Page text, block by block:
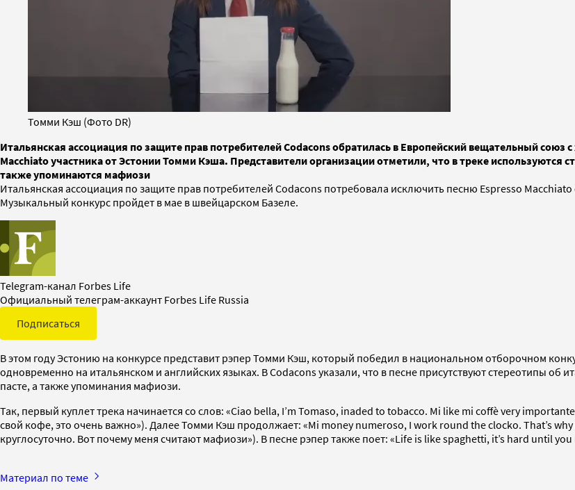
Томми Кэш (Фото DR)
Итальянская ассоциация по защите прав потребителей Codacons обратилась в Европейский вещательный союз
Macchiato участника от Эстонии Томми Кэша. Представители организации отметили, что в треке
также упоминаются мафиози
Итальянская ассоциация по защите прав потребителей Codacons потребовала исключить песню Espresso
Музыкальный конкурс пройдет в мае в швейцарском Базеле.
Telegram-канал Forbes Life
Официальный телеграм-аккаунт Forbes Life Russia
Подписаться
В этом году Эстонию на конкурсе представит рэпер Томми Кэш, который победил в национальном отборочном
одновременно на итальянском и английских языках. В Codacons указали, что в песне присутствуют стереотипы
пасте, а также упоминания мафиози.
Так, первый куплет трека начинается со слов: «Ciao bella, I’m Tomaso, inaded to tobacco. Mi like mi coffè very
свой кофе, это очень важно»). Далее Томми Кэш продолжает: «Mi money numeroso, I work round the clocko. That’s
круглосуточно. Вот почему меня считают мафиози»). В песне рэпер также поет: «Life is like spaghetti, it’s hard until
Материал по теме